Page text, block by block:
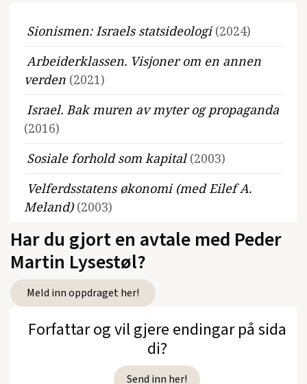
Sionismen: Israels statsideologi (2024)
Arbeiderklassen. Visjoner om en annen
verden (2021)
Israel. Bak muren av myter og propaganda
(2016)
Sosiale forhold som kapital (2003)
Velferdsstatens økonomi (med Eilef A.
Meland) (2003)
Den nyliberale revolusjonen. Om angrepet
på velferdsstaten (med Roar Eilertsen)
(2001)
Husholdets politiske økonomi
Opprør på Filippinene(1990)
Jugoslavia: et forsøk på sosialisme
Har du gjort en avtale med Peder
Martin Lysestøl?
Meld inn oppdraget her!
Forfattar og vil gjere endingar på sida
di?
Send inn her!